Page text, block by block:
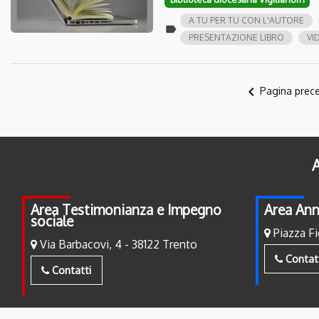
label
A TU PER TU CON L'AUTORE
PRESENTAZIONE LIBRO
navigate_before Pagina
Area Testimonianza e Impegno
sociale
Via Barbacovi, 4 - 38122 Trento
Contatti
Area
Piazza